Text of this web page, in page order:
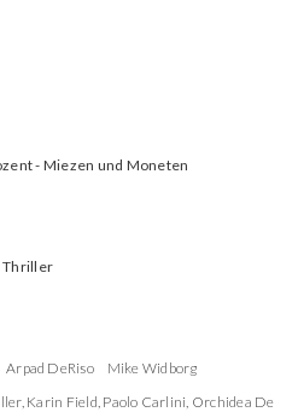
- Miezen und Moneten
Thriller
Arpad DeRiso
Mike Widborg
, Karin Field, Paolo Carlini, Orchidea De